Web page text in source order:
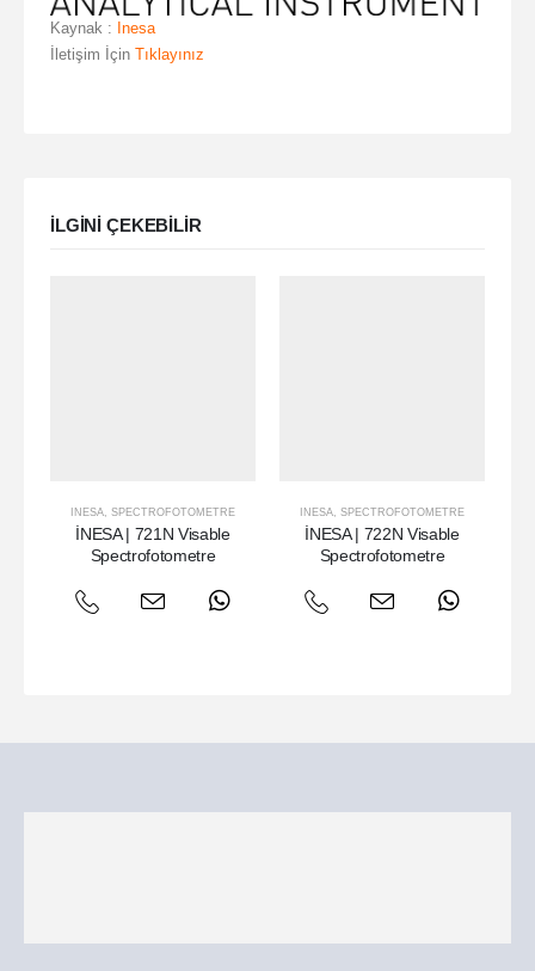
Kaynak : Inesa
İletişim İçin Tıklayınız
ILGINI ÇEKEBILIR
INESA, SPECTROFOTOMETRE
İNESA | 721N Visable
Spectrofotometre
INESA, SPECTROFOTOMETRE
İNESA | 722N Visable
Spectrofotometre